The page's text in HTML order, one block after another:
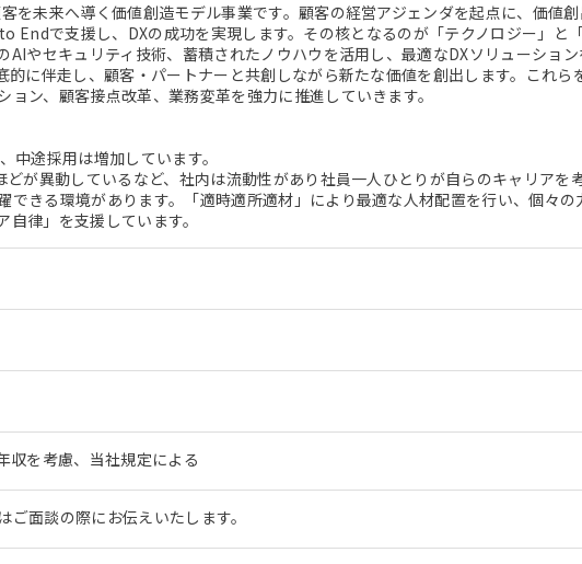
を未来へ導く価値創造モデル事業です。顧客の経営アジェンダを起点に、価値
Endで支援し、DXの成功を実現します。その核となるのが「テクノロジー」と
AIやセキュリティ技術、蓄積されたノウハウを活用し、最適なDXソリューショ
的に伴走し、顧客・パートナーと共創しながら新たな価値を創出します。これら
ョン、顧客接点改革、業務変革を強力に推進していきます。
中途採用は増加しています。
どが異動しているなど、社内は流動性があり社員一人ひとりが自らのキャリアを
できる環境があります。「適時適所適材」により最適な人材配置を行い、個々の
律」を支援しています。
を考慮、当社規定による
面談の際にお伝えいたします。